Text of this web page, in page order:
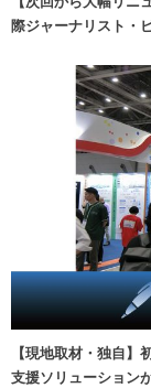
際ジャーナリスト・
【現地取材・独自
支援ソリューション